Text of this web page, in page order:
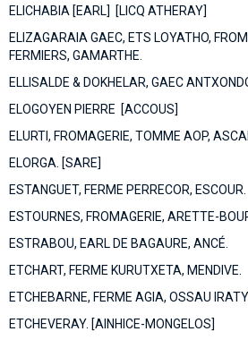
ELICHABIA [EARL] [LICQ ATHERAY]
ELIZAGARAIA GAEC, ETS LOYATHO,
FERMIERS, GAMARTHE.
ELLISALDE & DOKHELAR, GAEC
ELOGOYEN PIERRE [ACCOUS]
ELURTI, FROMAGERIE, TOMME AOP,
ELORGA. [SARE]
ESTANGUET, FERME PERRECOR, ESCOUR.
ESTOURNES, FROMAGERIE, ARETTE-
ESTRABOU, EARL DE BAGAURE, ANCÉ.
ETCHART, FERME KURUTXETA, MENDIVE.
ETCHEBARNE, FERME AGIA, OSSAU
ETCHEVERAY. [AINHICE-MONGELOS]